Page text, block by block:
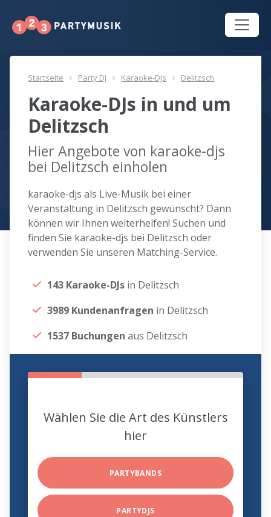
Startseite Party DJ Karaoke-DJs Delitzsch
Karaoke-DJs in und um
Delitzsch
Hier Angebote von karaoke-djs
bei Delitzsch einholen
karaoke-djs als Live-Musik bei einer
Veranstaltung in Delitzsch gewünscht? Dann
können wir Ihnen weiterhelfen! Suchen und
finden Sie karaoke-djs bei Delitzsch oder
verwenden Sie unseren Matching-Service.
143 Karaoke-DJs in Delitzsch
3989 Kundenanfragen in Delitzsch
1537 Buchungen aus Delitzsch
Wählen Sie die Art des Künstlers
hier
PARTYBANDS
PARTYDJS